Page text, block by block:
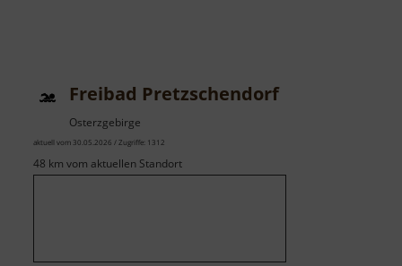
Freibad Pretzschendorf
Osterzgebirge
aktuell vom 30.05.2026 / Zugriffe: 1312
48 km vom aktuellen Standort